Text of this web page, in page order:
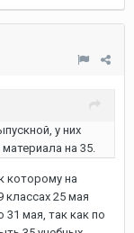
у них
на 35.
которому на
25 мая
мая, так как по